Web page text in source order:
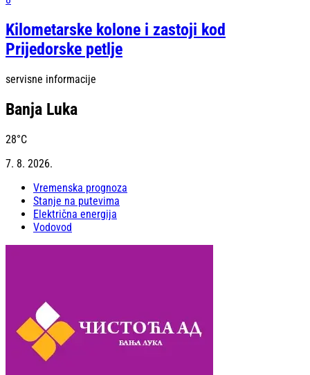
Kilometarske kolone i zastoji kod
Prijedorske petlje
servisne informacije
Banja Luka
28°C
7. 8. 2026.
Vremenska prognoza
Stanje na putevima
Električna energija
Vodovod